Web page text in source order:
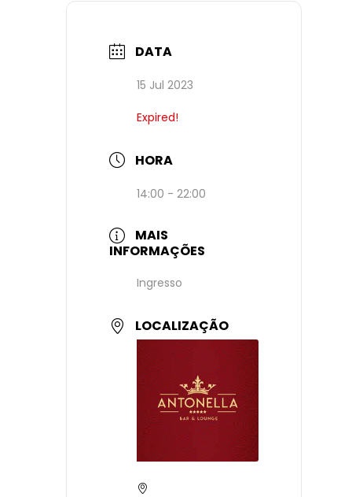
DATA
15 Jul 2023
Expired!
HORA
14:00 - 22:00
MAIS
INFORMAÇÕES
Ingresso
LOCALIZAÇÃO